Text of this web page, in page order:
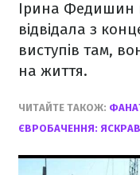
Ірина Федишин
відвідала з
виступів там,
на життя.
ЧИТАЙТЕ ТАКОЖ:
ЄВРОБАЧЕННЯ: